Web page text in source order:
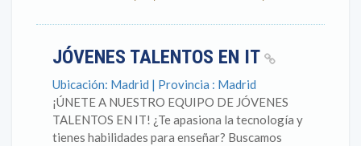
JÓVENES TALENTOS EN IT
Ubicación: Madrid | Provincia : Madrid
¡ÚNETE A NUESTRO EQUIPO DE JÓVENES
TALENTOS EN IT! ¿Te apasiona la tecnología y
tienes habilidades para enseñar? Buscamos